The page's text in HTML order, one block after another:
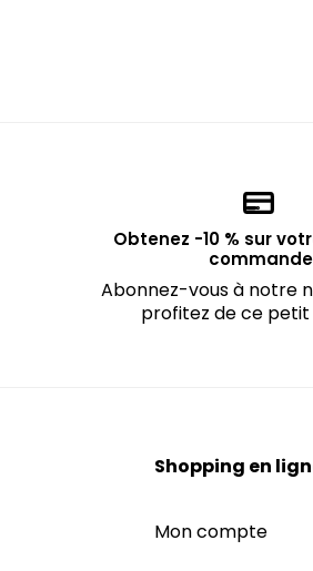
Obtenez -10 % sur
commande
Abonnez-vous à notre
profitez de ce
Shopping en
Mon compte